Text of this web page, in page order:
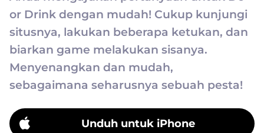
or Drink dengan mudah! Cukup kunjungi
situsnya, lakukan beberapa ketukan, dan
biarkan game melakukan sisanya.
Menyenangkan dan mudah,
sebagaimana seharusnya sebuah pesta!
Unduh untuk iPhone